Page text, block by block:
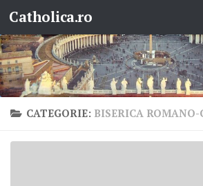
Skip to content
Catholica.ro
CATEGORIE: BISERICA